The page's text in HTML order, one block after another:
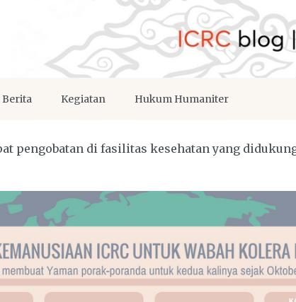
Berita Kegiatan Hukum Humaniter
pengobatan di fasilitas kesehatan yang